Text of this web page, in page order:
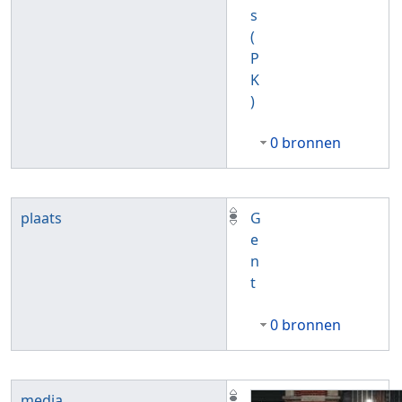
s
(
P
K
)
0 bronnen
plaats
G
e
n
t
0 bronnen